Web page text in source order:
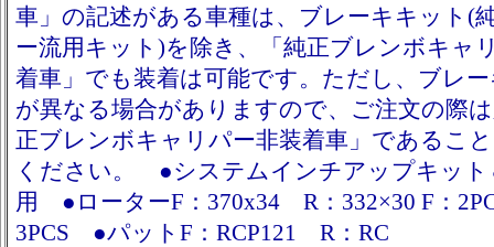
車」の記述がある車種は、ブレーキキット(
ー流用キット)を除き、「純正ブレンボキャ
着車」でも装着は可能です。ただし、ブレ
が異なる場合がありますので、ご注文の際
正ブレンボキャリパー非装着車」であるこ
ください。 ●システムインチアップキット
用 ●ローターF：370x34 R：332×30 F：
3PCS ●パットF：RCP121 R：RC